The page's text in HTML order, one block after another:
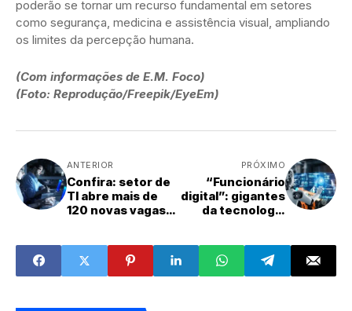
poderão se tornar um recurso fundamental em setores
como segurança, medicina e assistência visual, ampliando
os limites da percepção humana.
(Com informações de E.M. Foco)
(Foto: Reprodução/Freepik/EyeEm)
ANTERIOR
Confira: setor de
TI abre mais de
120 novas vagas
PRÓXIMO
“Funcionário
digital”: gigantes
da tecnologia